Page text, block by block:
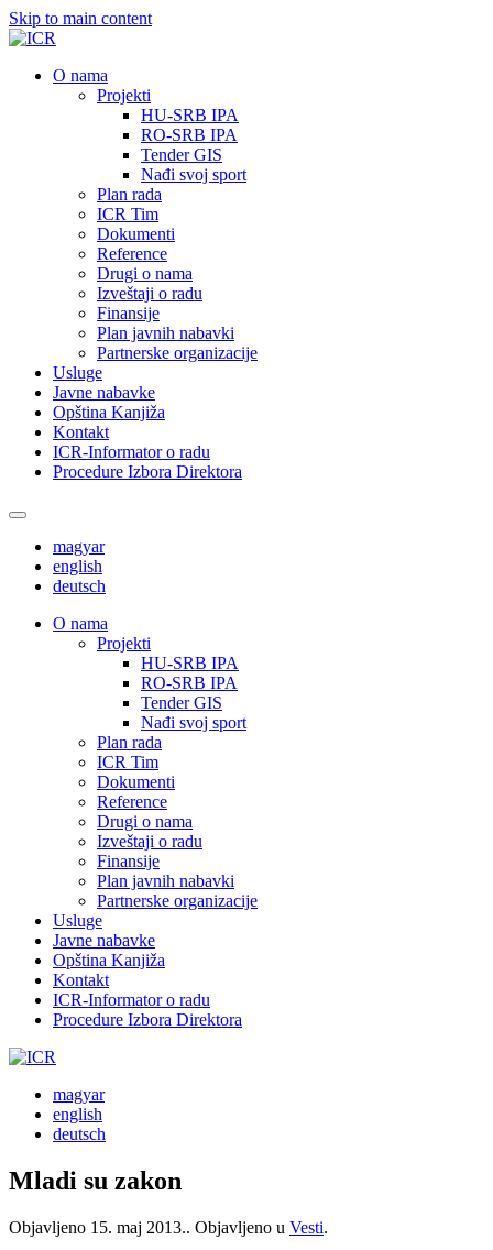
Skip to main content
О nama
Projekti
HU-SRB IPA
RO-SRB IPA
Tender GIS
Nađi svoj sport
Plan rada
ICR Tim
Dokumenti
Reference
Drugi o nama
Izveštaji o radu
Finansije
Plan javnih nabavki
Partnerske organizacije
Usluge
Javne nabavke
Opština Kanjiža
Kontakt
ICR-Informator o radu
Procedure Izbora Direktora
magyar
english
deutsch
О nama
Projekti
HU-SRB IPA
RO-SRB IPA
Tender GIS
Nađi svoj sport
Plan rada
ICR Tim
Dokumenti
Reference
Drugi o nama
Izveštaji o radu
Finansije
Plan javnih nabavki
Partnerske organizacije
Usluge
Javne nabavke
Opština Kanjiža
Kontakt
ICR-Informator o radu
Procedure Izbora Direktora
magyar
english
deutsch
Mladi su zakon
Objavljeno 15. maj 2013.. Objavljeno u Vesti.